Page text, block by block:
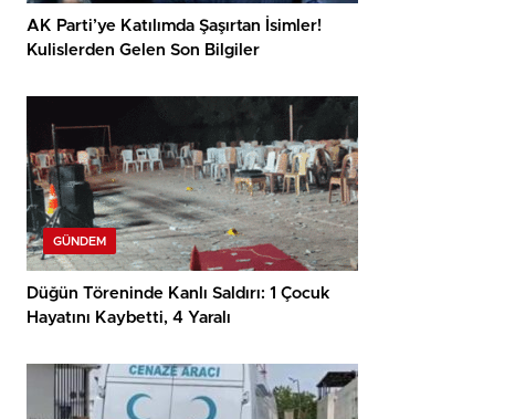
AK Parti’ye Katılımda Şaşırtan İsimler!
Kulislerden Gelen Son Bilgiler
GÜNDEM
Düğün Töreninde Kanlı Saldırı: 1 Çocuk
Hayatını Kaybetti, 4 Yaralı